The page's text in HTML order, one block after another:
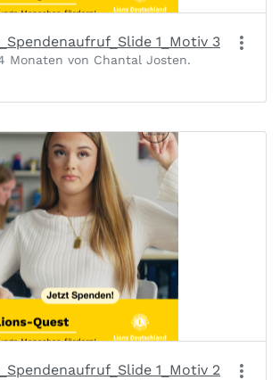
1_Motiv 3
Monaten von Chantal Josten.
1_Motiv 2